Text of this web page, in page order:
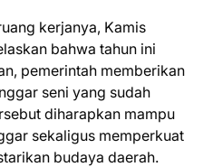
kerjanya, Kamis
bahwa tahun ini
pemerintah memberikan
seni yang sudah
diharapkan mampu
sekaligus memperkuat
budaya daerah.